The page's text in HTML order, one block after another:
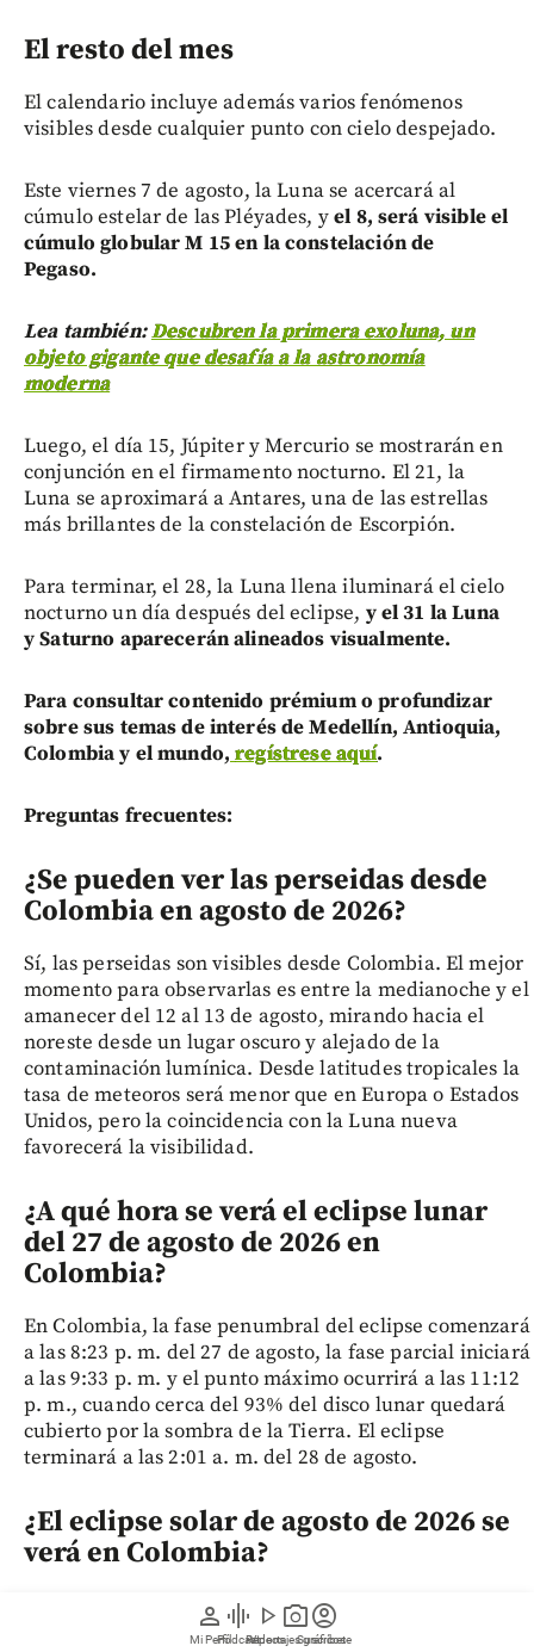
person
Mi Perfil
graphic_eq
Pódcast
play_arrow
Videos
photo_camera
Reportajes gráficos
account_circle
Suscríbete
El resto del mes
El calendario incluye además varios fenómenos
visibles desde cualquier punto con cielo despejado.
Este viernes 7 de agosto, la Luna se acercará al
cúmulo estelar de las Pléyades, yel 8, será visible el
cúmulo globular M 15 en la constelación de
Pegaso.
Lea también:Descubren la primera exoluna, un
objeto gigante que desafía a la astronomía
moderna
Luego, el día 15, Júpiter y Mercurio se mostrarán en
conjunción en el firmamento nocturno. El 21, la
Luna se aproximará a Antares, una de las estrellas
más brillantes de la constelación de Escorpión.
Para terminar, el 28, la Luna llena iluminará el cielo
nocturno un día después del eclipse, y el 31 la Luna
y Saturno aparecerán alineados visualmente.
Para consultar contenido prémium o profundizar
sobre sus temas de interés de Medellín, Antioquia,
Colombia y el mundo, regístrese aquí.
Preguntas frecuentes:
¿Se pueden ver las perseidas desde
Colombia en agosto de 2026?
Sí, las perseidas son visibles desde Colombia. El mejor
momento para observarlas es entre la medianoche y el
amanecer del 12 al 13 de agosto, mirando hacia el
noreste desde un lugar oscuro y alejado de la
contaminación lumínica. Desde latitudes tropicales la
tasa de meteoros será menor que en Europa o Estados
Unidos, pero la coincidencia con la Luna nueva
favorecerá la visibilidad.
¿A qué hora se verá el eclipse lunar
del 27 de agosto de 2026 en
Colombia?
En Colombia, la fase penumbral del eclipse comenzará
a las 8:23 p. m. del 27 de agosto, la fase parcial iniciará
a las 9:33 p. m. y el punto máximo ocurrirá a las 11:12
p. m., cuando cerca del 93% del disco lunar quedará
cubierto por la sombra de la Tierra. El eclipse
terminará a las 2:01 a. m. del 28 de agosto.
¿El eclipse solar de agosto de 2026 se
verá en Colombia?
No. El eclipse solar total del 12 de agosto de 2026 no
será visible desde Colombia. Su trayectoria recorrerá